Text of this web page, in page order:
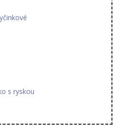
s ryskou